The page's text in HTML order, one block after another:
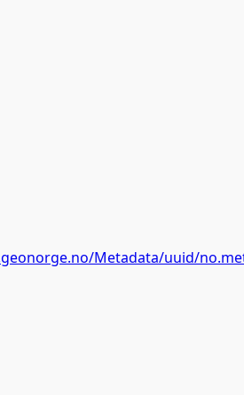
Metadata/uuid/